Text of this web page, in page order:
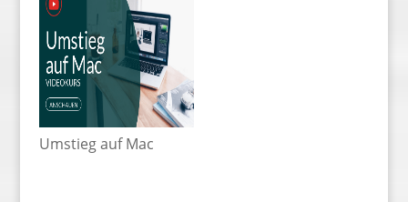
Umstieg auf Mac